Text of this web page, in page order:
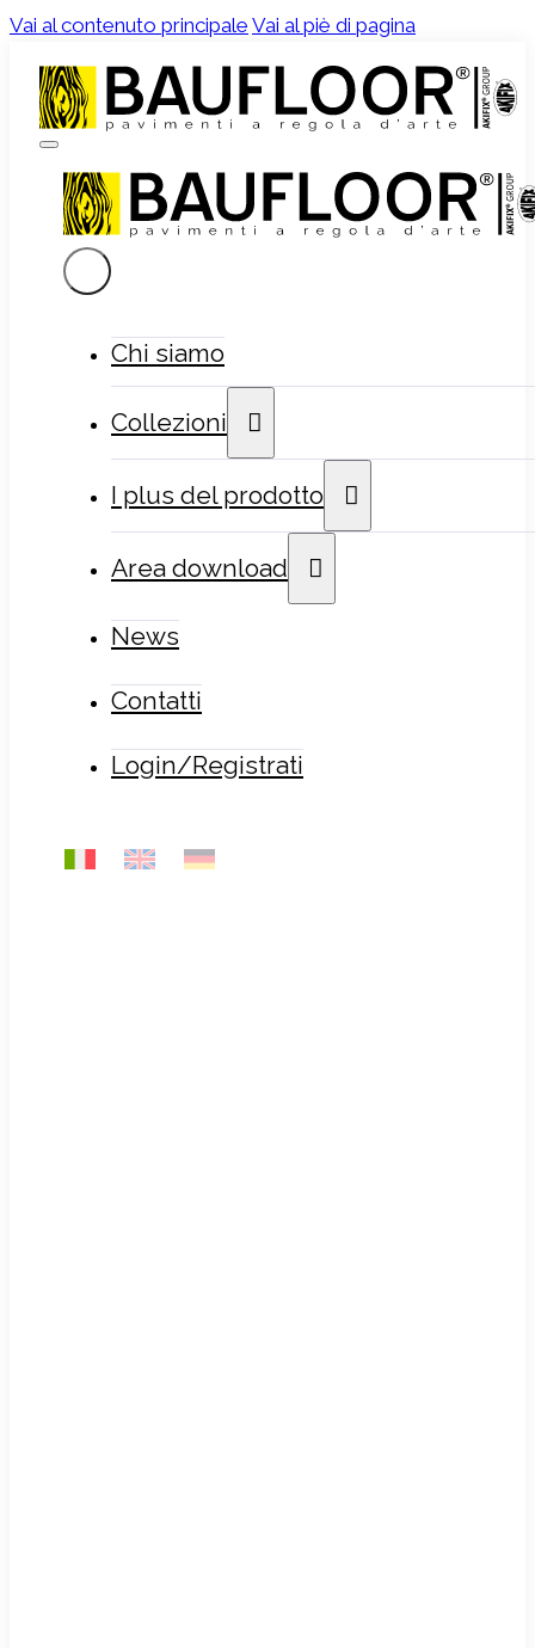
Vai al contenuto principale Vai al piè di pagina
Chi siamo
Collezioni
I plus del prodotto
Area download
News
Contatti
Login/Registrati